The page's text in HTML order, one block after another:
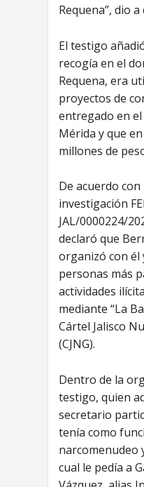
Requena”, dio
El testigo
recogía en el
Requena, era
proyectos de
entregado en
Mérida y que
millones de
De acuerdo
investigación
JAL/0000224/
declaró que
organizó con él
personas más
actividades
mediante “La
Cártel Jalisco
(CJNG).
Dentro de la
testigo, quien
secretario
tenía como
narcomenudeo
cual le pedía a